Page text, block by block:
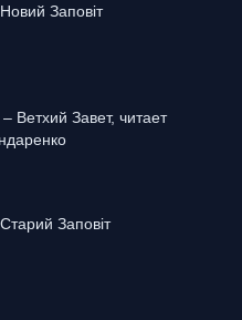
Заповіт
Ветхий Завет, читает
Заповіт